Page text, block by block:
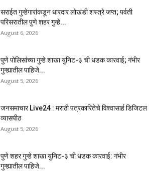
सराईत गुन्हेगारांकडून धारदार लोखंडी शस्त्रे जप्त; पर्वती
परिसरातील पुणे शहर गुन्हे...
August 6, 2026
पुणे पोलिसांच्या गुन्हे शाखा युनिट-३ ची धडक कारवाई; गंभीर
गुन्ह्यातील पाहिजे...
August 5, 2026
जनसमाचार Live24 : मराठी पत्रकारितेचे विश्वासार्ह डिजिटल
व्यासपीठ
August 5, 2026
पुणे शहर गुन्हे शाखा युनिट-३ ची धडक कारवाई: गंभीर
गुन्ह्यातील पाहिजे...